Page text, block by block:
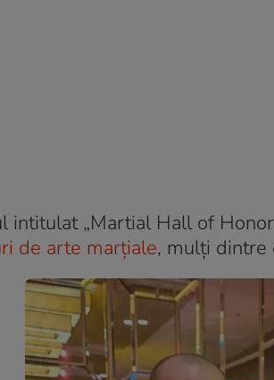
intitulat „Martial Hall of
de arte marțiale, mulți dintre